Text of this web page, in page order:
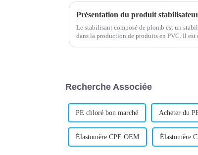
Présentation du produit
Le stabilisant composé de plomb est un
dans la production de produits en PVC. Il est
Recherche Associée
PE chloré bon marché Acheter du
Élastomère CPE OEM Élastomère